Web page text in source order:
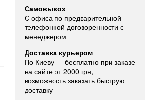
Самовывоз
С офиса по предварительной
телефонной договоренности с
менеджером
Доставка курьером
По Киеву — бесплатно при заказе
на сайте от 2000 грн,
возможность заказать быструю
доставку